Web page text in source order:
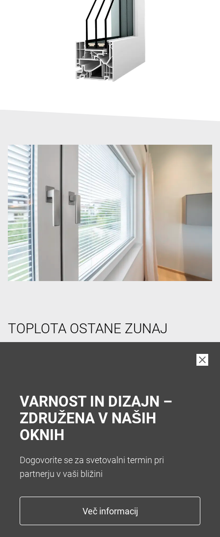
TOPLOTA OSTANE ZUNAJ
prostor v hiši. Da vam zato ni treba hoditi v klet vam
zatemnitev z roletami ali optimalno zatemnitev z
zunanjimi žaluzijami.
KONEC Z NADLEŽNIM
VARNOST IN DIZAJN –
ZDRUŽENA V NAŠIH
OKNIH
Dogovorite se za svetovalni termin pri
partnerju v vaši bližini